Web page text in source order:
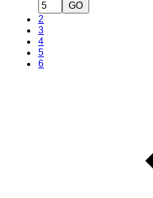
GO
2
3
4
5
6